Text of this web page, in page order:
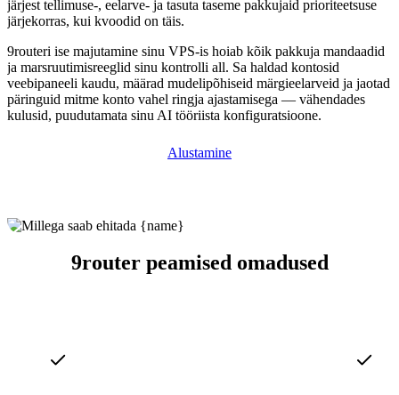
järjest tellimuse-, eelarve- ja tasuta taseme pakkujaid prioriteetsuse
järjekorras, kui kvoodid on täis.
9routeri ise majutamine sinu VPS-is hoiab kõik pakkuja mandaadid
ja marsruutimisreeglid sinu kontrolli all. Sa haldad kontosid
veebipaneeli kaudu, määrad mudelipõhiseid märgieelarveid ja jaotad
päringuid mitme konto vahel ringja ajastamisega — vähendades
kulusid, puudutamata sinu AI tööriista konfiguratsioone.
Alustamine
9router peamised omadused